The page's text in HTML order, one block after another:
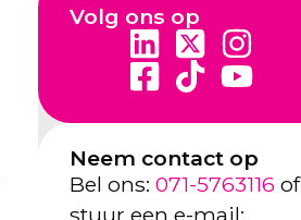
Volg ons op
Neem contact op
Bel ons: 071-5763116 of